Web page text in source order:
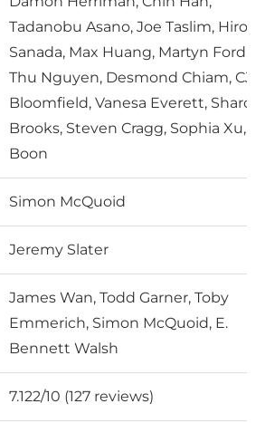
Tadanobu Asano, Joe Taslim,
Sanada, Max Huang, Martyn Ford,
Thu Nguyen, Desmond Chiam, CJ.
Bloomfield, Vanesa Everett, Sharon
Brooks, Steven Cragg, Sophia Xu,
Boon
Simon McQuoid
Jeremy Slater
James Wan, Todd Garner, Toby
Emmerich, Simon McQuoid, E.
Bennett Walsh
7.122/10 (127 reviews)